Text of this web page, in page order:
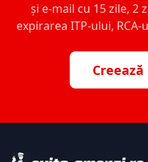
și e-mail cu 15 zile, 2
expirarea ITP-ului, RCA-